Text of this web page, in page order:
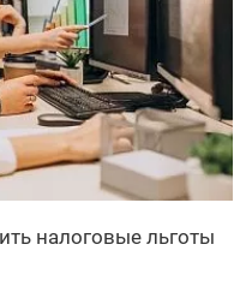
налоговые льготы